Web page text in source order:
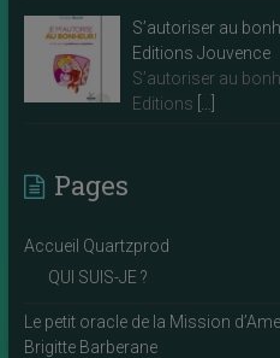
S’autoriser au
Editions Jouvence
S’autoriser au
Editions
Pages
Accueil Quartzprod
QUI SUIS-JE ?
Le petit oracle de la Mission
Brigitte Barberane